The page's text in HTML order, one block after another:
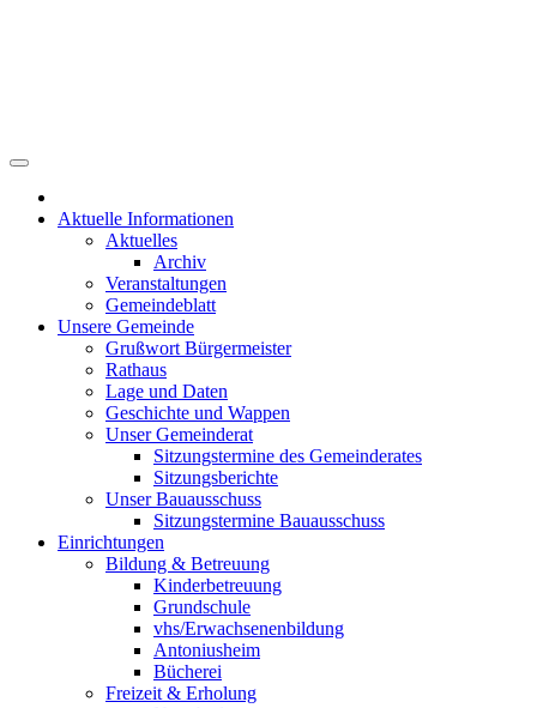
Aktuelle Informationen
Aktuelles
Archiv
Veranstaltungen
Gemeindeblatt
Unsere Gemeinde
Grußwort Bürgermeister
Rathaus
Lage und Daten
Geschichte und Wappen
Unser Gemeinderat
Sitzungstermine des Gemeinderates
Sitzungsberichte
Unser Bauausschuss
Sitzungstermine Bauausschuss
Einrichtungen
Bildung & Betreuung
Kinderbetreuung
Grundschule
vhs/Erwachsenenbildung
Antoniusheim
Bücherei
Freizeit & Erholung